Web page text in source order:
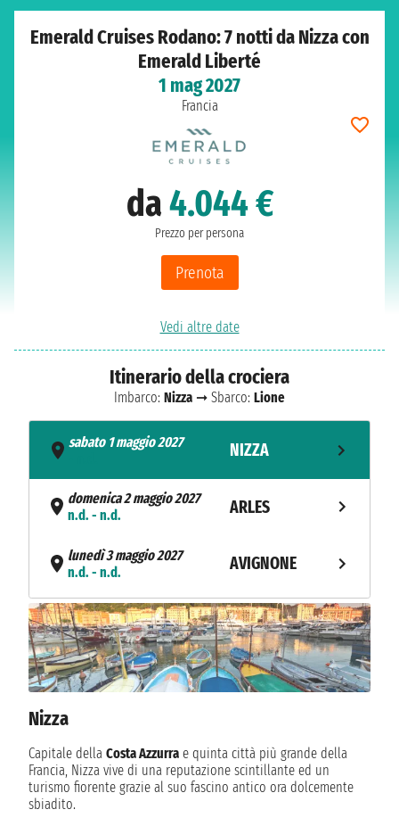
Emerald Cruises Rodano: 7 notti da Nizza con
Emerald Liberté
1 mag 2027
Francia
da4.044 €
Prezzo per persona
Prenota
Vedi altre date
Itinerario della crociera
Imbarco: Nizza ➞ Sbarco: Lione
sabato 1 maggio 2027
NIZZA
domenica 2 maggio 2027
n.d. - n.d.
ARLES
lunedì 3 maggio 2027
n.d. - n.d.
AVIGNONE
martedì 4 maggio 2027
n.d. - n.d.
VIVIERS
mercoledì 5 maggio 2027
n.d. - n.d.
TOURNON
giovedì 6 maggio 2027
venerdì 7 maggio 2027
n.d. - n.d.
LIONE
Nizza
Capitale della Costa Azzurra e quinta città più grande della
Francia, Nizza vive di una reputazione scintillante ed un
turismo fiorente grazie al suo fascino antico ora dolcemente
sbiadito.